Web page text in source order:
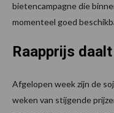
bietencampagne die
momenteel goed
Raapprijs
Afgelopen week zijn de
weken van stijgende